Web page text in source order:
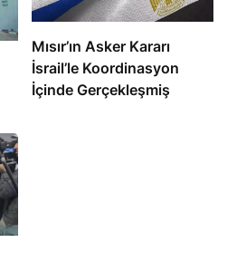
Mısır’ın Asker Kararı
İsrail’le Koordinasyon
İçinde Gerçekleşmiş